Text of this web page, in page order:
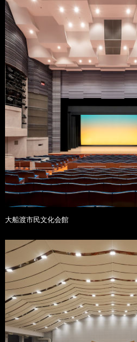
大船渡市民文化会館